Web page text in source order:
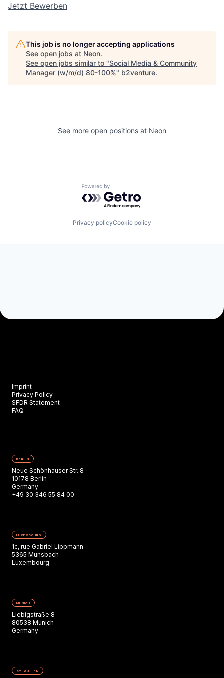
Jetzt Bewerben
This job is no longer accepting applications
See open jobs at Neon.
See open jobs similar to "Social Media & Community
Manager (w/m/d) 80-100%" b2venture.
See more open positions at Neon
Powered by Getro.com
Privacy policyCookie policy
Imprint
Privacy Policy
SFDR Statement
FAQ
BERLIN
Neue Schönhauser Str. 8
10178 Berlin
Germany
+49 30 346 55 84 00
LUXEMBOURG
1c, rue Gabriel Lippmann
5365 Munsbach
Luxembourg
MUNICH
Liebigstraße 8
80538 Munich
Germany
ST. GALLEN